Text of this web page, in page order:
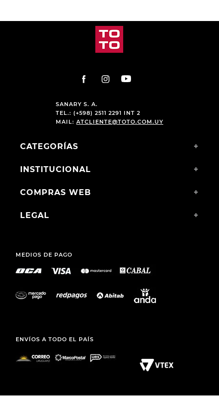
SANARY S. A.
TEL.: (+598) 2511 2291 INT 2
MAIL: ATCLIENTE@TOTO.COM.UY
CATEGORÍAS +
INSTITUCIONAL +
COMPRAS WEB +
LEGAL +
MEDIOS DE PAGO
ENVÍOS A TODO EL PAÍS